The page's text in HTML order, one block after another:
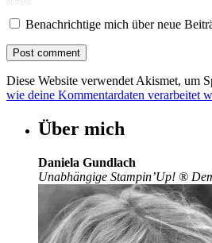
Benachrichtige mich über neue
Diese Website verwendet Akismet, um
wie deine Kommentardaten verarbeitet
Über mich
Daniela Gundlach
Unabhängige Stampin’Up! ®